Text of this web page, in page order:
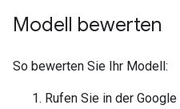
Modell bewerten
So bewerten Sie Ihr Modell:
Rufen Sie in der